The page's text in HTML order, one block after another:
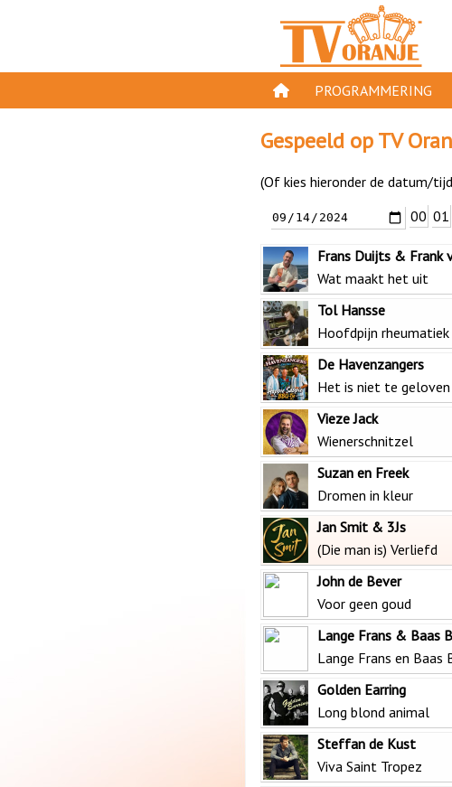
PROGRAMMERING
11 VAN ORANJE
Gespeeld op TV
(Of kies hieronder de datum/
00 01
Frans Duijts & Frank
Wat maakt het uit
Tol Hansse
Hoofdpijn rheumatiek
De Havenzangers
Het is niet te geloven
Vieze Jack
Wienerschnitzel
Suzan en Freek
Dromen in kleur
Jan Smit & 3Js
(Die man is) Verliefd
John de Bever
Voor geen goud
Lange Frans & Baas
Lange Frans en Baas
Golden Earring
Long blond animal
Steffan de Kust
Viva Saint Tropez